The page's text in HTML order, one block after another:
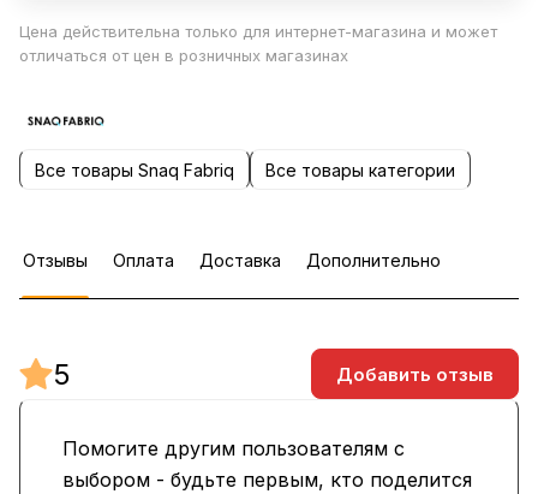
Цена действительна только для интернет-магазина и может
отличаться от цен в розничных магазинах
Все товары Snaq Fabriq Все товары категории
Отзывы Оплата Доставка Дополнительно
Помогите другим пользователям с
выбором - будьте первым, кто поделится
5 Добавить отзыв